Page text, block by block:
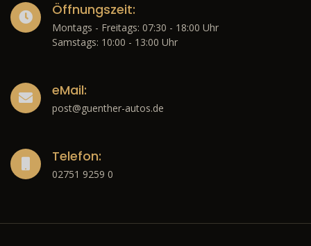
Öffnungszeit:
Montags - Freitags: 07:30 - 18:00 Uhr
Samstags: 10:00 - 13:00 Uhr
eMail:
post@guenther-autos.de
Telefon:
02751 9259 0